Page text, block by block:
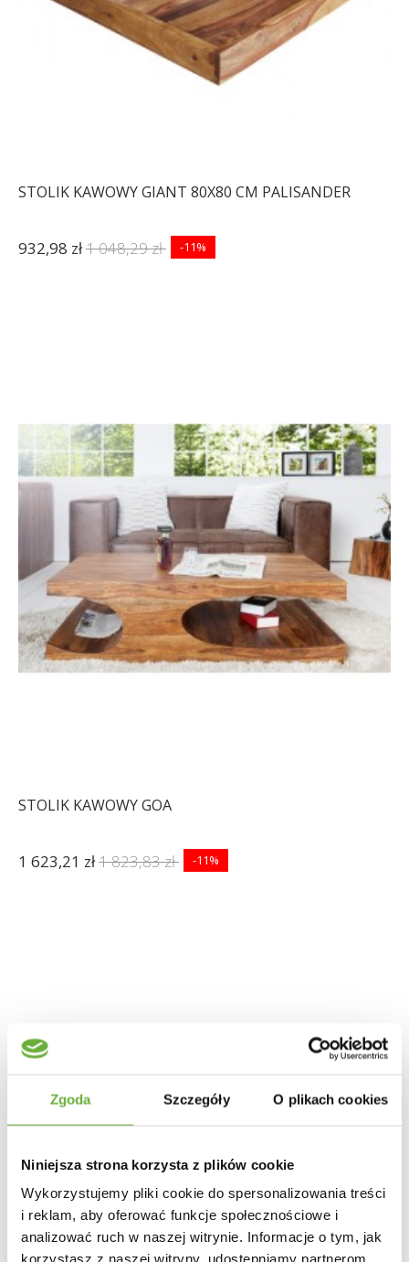
Zgoda Szczegóły O plikach cookies
Niniejsza strona korzysta z plików cookie
Wykorzystujemy pliki cookie do spersonalizowania treści
i reklam, aby oferować funkcje społecznościowe i
analizować ruch w naszej witrynie. Informacje o tym, jak
korzystasz z naszej witryny, udostępniamy partnerom
STOLIK KAWOWY GIANT 80X80 CM PALISANDER
932,98 zł1 048,29 zł -11%
STOLIK KAWOWY GOA
1 623,21 zł1 823,83 zł -11%